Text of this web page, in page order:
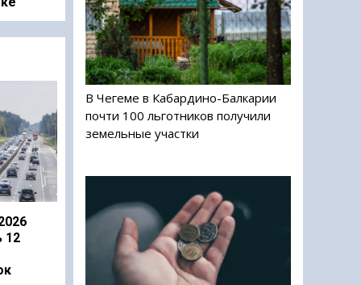
12
В Чегеме в Кабардино-Балкарии
почти 100 льготников получили
земельные участки